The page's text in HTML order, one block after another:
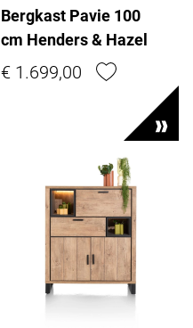
Bergkast Pavie 100
cm Henders & Hazel
€ 1.699,00